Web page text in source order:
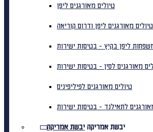
טיולים מאורגנים ליפן
טיולים מאורגנים ליפן ודרום קוריאה
טיולים מאורגנים לפיליפינים
יבשת אמריקה יבשת אמריקה